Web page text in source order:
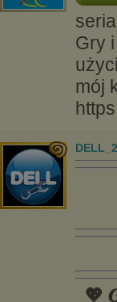
Gry
mój
💖